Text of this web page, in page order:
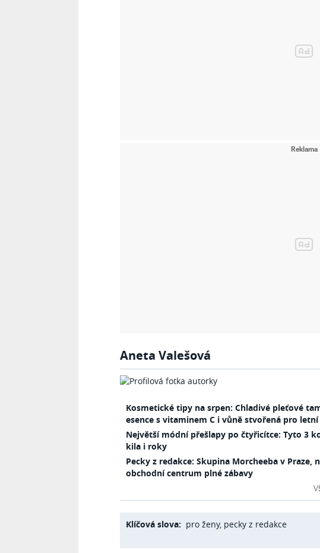
Aneta Valešová
Kosmetické tipy na srpen: Chladivé pleťové
esence s vitaminem C i vůně stvořená pro
Největší módní přešlapy po čtyřicítce: Tyto 3
kila i roky
Pecky z redakce: Skupina Morcheeba v Praze,
obchodní centrum plné zábavy
Klíčová slova: pro ženy, pecky z redakce